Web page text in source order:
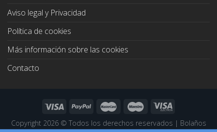
Aviso legal y Privacidad
Política de cookies
Más información sobre las cookies
Contacto
Copyright 2026 © Todos los derechos reservados | Bolaños